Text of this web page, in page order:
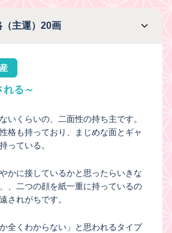
主運）20画
れる～
いくらいの、二面性の持ち主です。
格も持っており、まじめな面とギャ
っている。
かに接しているかと思ったらいきな
、二つの顔を紙一重に持っているの
されがちです。
全くわからない」と思われるタイプ